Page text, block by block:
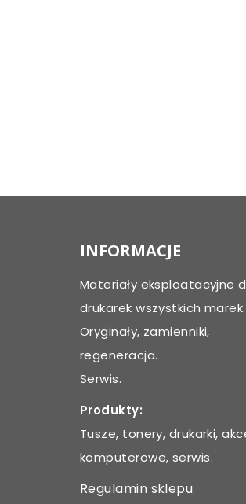
INFORMACJE
Materiały eksploatacyjne
drukarek wszystkich marek.
Oryginały, zamienniki,
regeneracja.
Serwis.
Produkty:
Tusze, tonery, drukarki,
komputerowe, serwis.
Regulamin sklepu